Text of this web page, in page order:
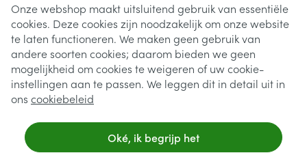
Onze webshop maakt uitsluitend gebruik van essentiële
cookies. Deze cookies zijn noodzakelijk om onze website
te laten functioneren. We maken geen gebruik van
andere soorten cookies; daarom bieden we geen
mogelijkheid om cookies te weigeren of uw cookie-
instellingen aan te passen. We leggen dit in detail uit in
ons cookiebeleid
Oké, ik begrijp het
Juridische links